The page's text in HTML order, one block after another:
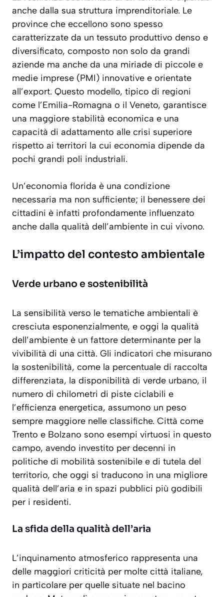
anche dalla sua struttura imprenditoriale. Le
province che eccellono sono spesso
caratterizzate da un tessuto produttivo denso e
diversificato, composto non solo da grandi
aziende ma anche da una miriade di piccole e
medie imprese (PMI) innovative e orientate
all’export. Questo modello, tipico di regioni
come l’Emilia-Romagna o il Veneto, garantisce
una maggiore stabilità economica e una
capacità di adattamento alle crisi superiore
rispetto ai territori la cui economia dipende da
pochi grandi poli industriali.
Un’economia florida è una condizione
necessaria ma non sufficiente; il benessere dei
cittadini è infatti profondamente influenzato
anche dalla qualità dell’ambiente in cui vivono.
L’impatto del contesto ambientale
Verde urbano e sostenibilità
La sensibilità verso le tematiche ambientali è
cresciuta esponenzialmente, e oggi la qualità
dell’ambiente è un fattore determinante per la
vivibilità di una città. Gli indicatori che misurano
la sostenibilità, come la percentuale di raccolta
differenziata, la disponibilità di verde urbano, il
numero di chilometri di piste ciclabili e
l’efficienza energetica, assumono un peso
sempre maggiore nelle classifiche. Città come
Trento e Bolzano sono esempi virtuosi in questo
campo, avendo investito per decenni in
politiche di mobilità sostenibile e di tutela del
territorio, che oggi si traducono in una migliore
qualità dell’aria e in spazi pubblici più godibili
per i residenti.
La sfida della qualità dell’aria
L’inquinamento atmosferico rappresenta una
delle maggiori criticità per molte città italiane,
in particolare per quelle situate nel bacino